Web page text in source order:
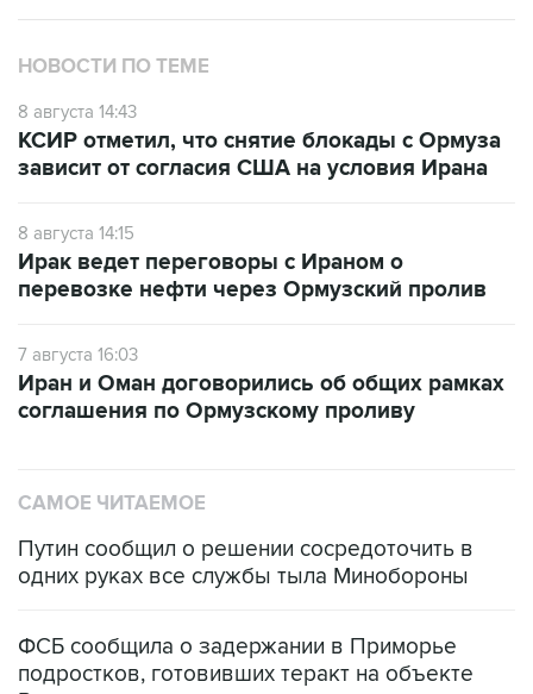
НОВОСТИ ПО ТЕМЕ
8 августа 14:43
КСИР отметил, что снятие блокады с Ормуза
зависит от согласия США на условия Ирана
8 августа 14:15
Ирак ведет переговоры с Ираном о
перевозке нефти через Ормузский пролив
7 августа 16:03
Иран и Оман договорились об общих рамках
соглашения по Ормузскому проливу
САМОЕ ЧИТАЕМОЕ
Путин сообщил о решении сосредоточить в
одних руках все службы тыла Минобороны
ФСБ сообщила о задержании в Приморье
подростков, готовивших теракт на объекте